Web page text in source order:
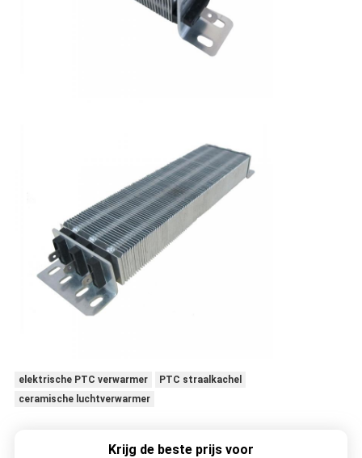
elektrische PTC verwarmer
PTC straalkachel
ceramische luchtverwarmer
Krijg de beste prijs voor